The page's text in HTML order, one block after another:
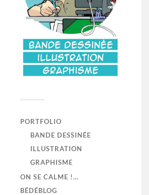
PORTFOLIO
BANDE DESSINÉE
ILLUSTRATION
GRAPHISME
ON SE CALME !…
BÉDÉBLOG